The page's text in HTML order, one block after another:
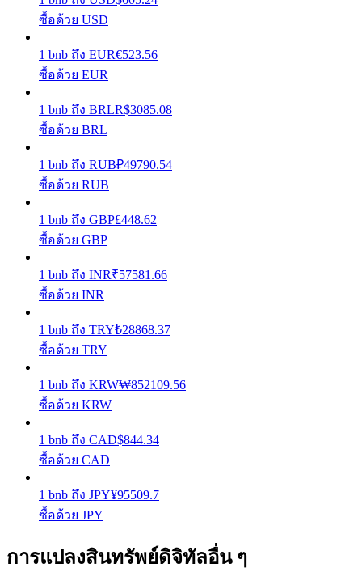
ผลตอบแทนสูงและเข้าถึงได้ทันที
Launchpool
การเซ้งแบบยืดหยุ่นเพื่อรับโทเคนยอดนิยม
ซื้อด้วย USD
1 bnb ถึง EUR€523.56
ซื้อด้วย EUR
1 bnb ถึง BRLR$3085.08
ซื้อด้วย BRL
1 bnb ถึง RUB₽49790.54
ซื้อด้วย RUB
1 bnb ถึง GBP£448.62
ซื้อด้วย GBP
1 bnb ถึง INR₹57581.66
ซื้อด้วย INR
1 bnb ถึง TRY₺28868.37
ซื้อด้วย TRY
1 bnb ถึง KRW₩852109.56
ซื้อด้วย KRW
1 bnb ถึง CAD$844.34
ซื้อด้วย CAD
1 bnb ถึง JPY¥95509.7
ซื้อด้วย JPY
การแปลงสินทรัพย์ดิจิทัลอื่น ๆ